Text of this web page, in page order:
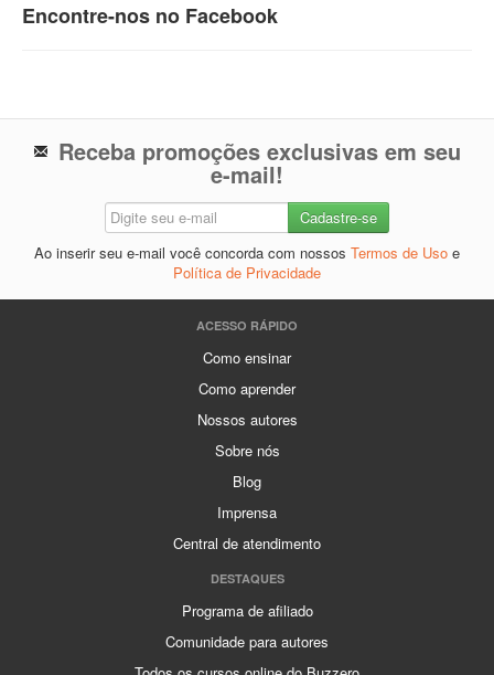
Encontre-nos no Facebook
Receba promoções exclusivas em seu
e-mail!
Ao inserir seu e-mail você concorda com nossos Termos de Uso e
Política de Privacidade
ACESSO RÁPIDO
Como ensinar
Como aprender
Nossos autores
Sobre nós
Blog
Imprensa
Central de atendimento
DESTAQUES
Programa de afiliado
Comunidade para autores